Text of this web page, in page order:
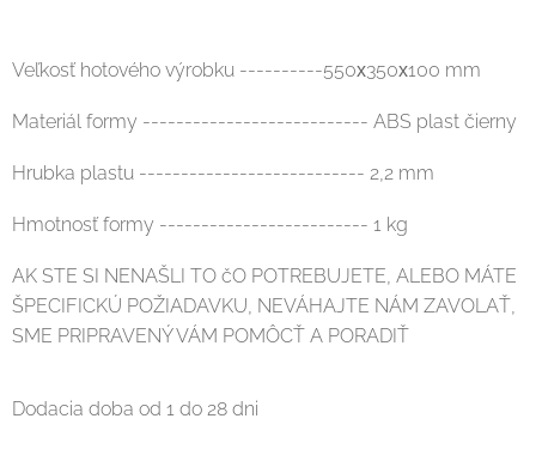
Veľkosť hotového výrobku ----------550х350х100 mm
Materiál formy --------------------------- ABS plast čierny
Hrubka plastu --------------------------- 2,2 mm
Hmotnosť formy ------------------------- 1 kg
AK STE SI NENAŠLI TO čO POTREBUJETE, ALEBO MÁTE
ŠPECIFICKÚ POŽIADAVKU, NEVÁHAJTE NÁM ZAVOLAŤ,
SME PRIPRAVENÝ VÁM POMÔCŤ A PORADIŤ
Dodacia doba od 1 do 28 dni